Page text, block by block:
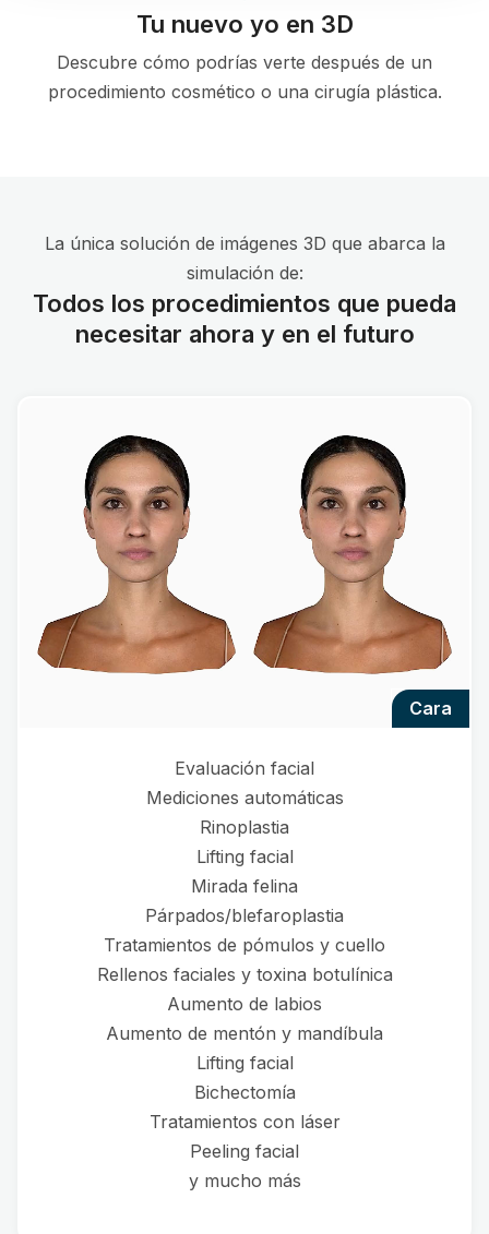
Tu nuevo yo en 3D
Descubre cómo podrías verte después de un
procedimiento cosmético o una cirugía plástica.
La única solución de imágenes 3D que abarca la
simulación de:
Todos los procedimientos que pueda
necesitar ahora y en el futuro
cara
Evaluación facial
Mediciones automáticas
Rinoplastia
Lifting facial
Mirada felina
Párpados/blefaroplastia
Tratamientos de pómulos y cuello
Rellenos faciales y toxina botulínica
Aumento de labios
Aumento de mentón y mandíbula
Lifting facial
Bichectomía
Tratamientos con láser
Peeling facial
y mucho más